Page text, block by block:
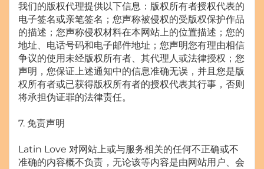
我们的版权代理提供以下信息：版权所有者授权代表的
电子签名或亲笔签名；您声称被侵权的受版权保护作品
的描述；您声称侵权材料在本网站上的位置描述；您的
地址、电话号码和电子邮件地址；您声明您有理由相信
争议的使用未经版权所有者、其代理人或法律授权；您
声明，您保证上述通知中的信息准确无误，并且您是版
权所有者或已获得版权所有者的授权代表其行事，否则
将承担伪证罪的法律责任。
7. 免责声明
Latin Love 对网站上或与服务相关的任何不正确或不
准确的内容概不负责，无论该等内容是由网站用户、会